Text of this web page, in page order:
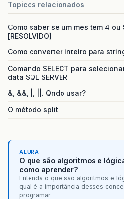
Topicos relacionados
Como saber se um mes tem 4 ou
[RESOLVIDO]
Como converter inteiro para
Comando SELECT para
data SQL SERVER
&, &&, |, ||. Qndo usar?
O método split
ALURA
O que são algoritmos e
como aprender?
Entenda o que são algoritmos e
qual é a importância desses
programar